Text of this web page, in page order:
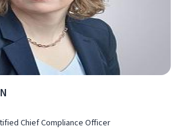
Chief Compliance Officer